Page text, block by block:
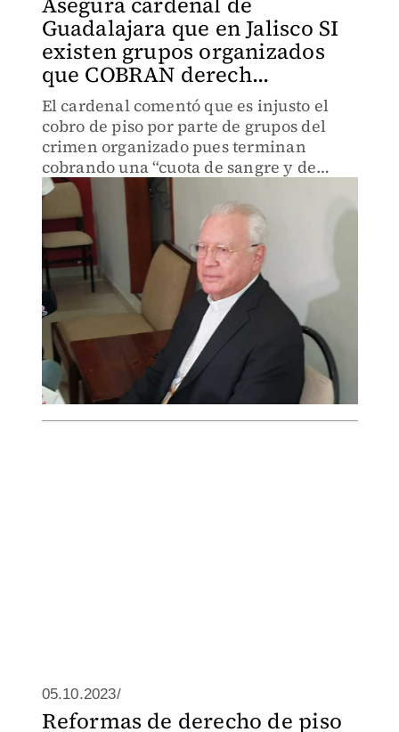
Guadalajara que en Jalisco SI
existen grupos organizados
que COBRAN derech...
El cardenal comentó que es injusto el
cobro de piso por parte de grupos del
crimen organizado pues terminan
cobrando una “cuota de sangre y de
vidas”.
05.10.2023/
Reformas de derecho de piso